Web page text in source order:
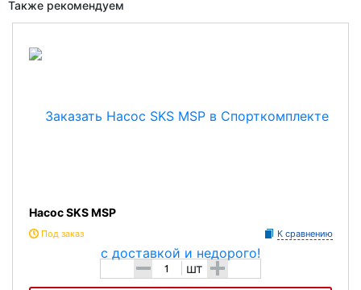
Также рекомендуем
Насос SKS MSP
Под заказ К сравнению
- шт +